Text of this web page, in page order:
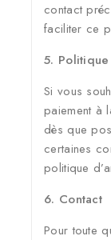
contact
faciliter ce
5. Politique
Si vous
paiement à
dès que
certaines
politique
6. Contact
Pour toute